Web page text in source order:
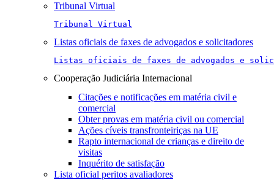
Tribunal Virtual
Tribunal Virtual
Listas oficiais de faxes de advogados e solicitadores
Listas oficiais de faxes de advogados e
Cooperação Judiciária Internacional
Citações e notificações em matéria civil e
comercial
Obter provas em matéria civil ou comercial
Ações cíveis transfronteiriças na UE
Rapto internacional de crianças e direito de
visitas
Inquérito de satisfação
Lista oficial peritos avaliadores